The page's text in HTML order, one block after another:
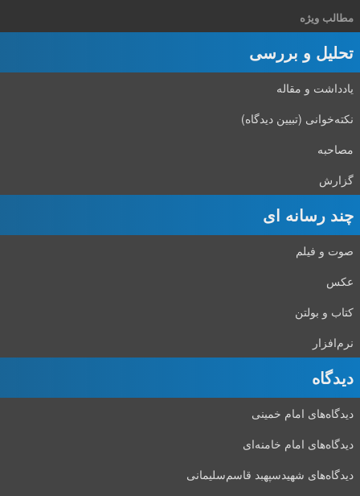
مطالب ویژه
تحلیل و بررسی
یادداشت و مقاله
نکته‌خوانی (تبیین دیدگاه)
مصاحبه
گزارش
چند رسانه ای
صوت و فیلم
عکس
کتاب و بولتن
نرم‌افزار
دیدگاه‌
دیدگاه‌های امام خمینی
دیدگاه‌های امام خامنه‌ای
دیدگاه‌های شهید‌سپهبد قاسم‌سلیمانی